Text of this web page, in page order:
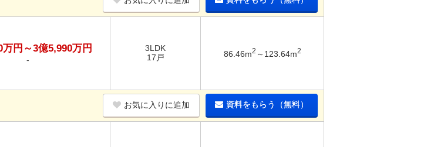
万円～3億5,990万円
-
3LDK
17戸
86.46m2 ～123.64m2
お気に入りに追加 資料をもらう（無料）